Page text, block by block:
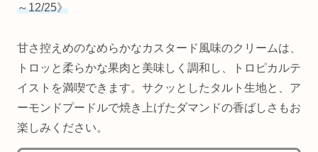
～12/25》
甘さ控えめのなめらかなカスタード風味のクリームは、
トロッと柔らかな果肉と美味しく調和し、トロピカルテ
イストを満喫できます。サクッとしたタルト生地と、ア
ーモンドプードルで焼き上げたダマンドの香ばしさもお
楽しみください。